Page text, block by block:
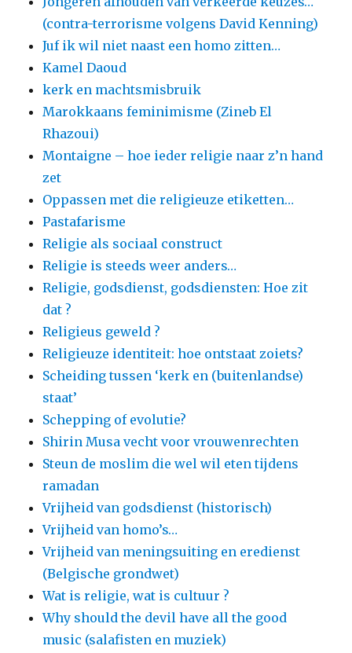
(contra-terrorisme volgens David Kenning)
Juf ik wil niet naast een homo zitten…
Kamel Daoud
kerk en machtsmisbruik
Marokkaans feminimisme (Zineb El
Rhazoui)
Montaigne – hoe ieder religie naar z’n hand
zet
Oppassen met die religieuze etiketten…
Pastafarisme
Religie als sociaal construct
Religie is steeds weer anders…
Religie, godsdienst, godsdiensten: Hoe zit
dat ?
Religieus geweld ?
Religieuze identiteit: hoe ontstaat zoiets?
Scheiding tussen ‘kerk en (buitenlandse)
staat’
Schepping of evolutie?
Shirin Musa vecht voor vrouwenrechten
Steun de moslim die wel wil eten tijdens
ramadan
Vrijheid van godsdienst (historisch)
Vrijheid van homo’s…
Vrijheid van meningsuiting en eredienst
(Belgische grondwet)
Wat is religie, wat is cultuur ?
Why should the devil have all the good
music (salafisten en muziek)